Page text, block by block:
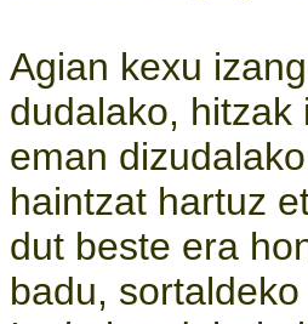
Agian kexu
dudalako,
eman
haintzat hartuz
dut beste era
badu,